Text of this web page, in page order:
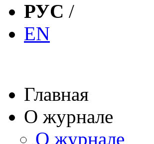
РУС /
EN
Главная
О журнале
О журнале